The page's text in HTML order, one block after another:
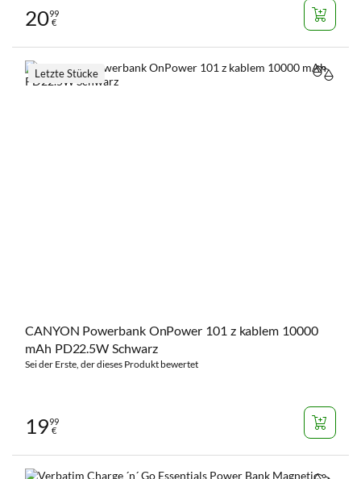
2099
€
CANYON Powerbank OnPower 101 z kablem 10000
mAh PD22.5W Schwarz
Sei der Erste, der dieses Produkt bewertet
Letzte Stücke
1999
€